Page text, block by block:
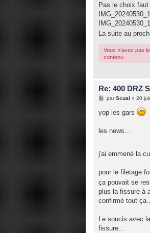
Pas le choix
La suite au
Vous n’avez pas
contenu.
Re: 400 DRZ
M
s
s
g
e
parScual » 20
yop les gars
les news...
j'ai emmené la
pour le filetage
ça pouvait se
plus la fissure à
confirmé tout
Le soucis avec
fissure...